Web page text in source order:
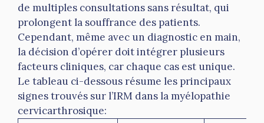
de multiples consultations sans résultat, qui
prolongent la souffrance des patients.
Cependant, même avec un diagnostic en main,
la décision d’opérer doit intégrer plusieurs
facteurs cliniques, car chaque cas est unique.
Le tableau ci-dessous résume les principaux
signes trouvés sur l’IRM dans la myélopathie
cervicarthrosique: